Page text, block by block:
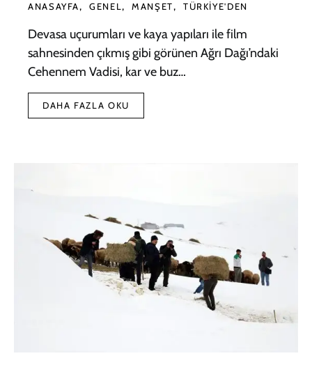
ANASAYFA GENEL MANŞET TÜRKIYE'DEN
Devasa uçurumları ve kaya yapıları ile film
sahnesinden çıkmış gibi görünen Ağrı Dağı’ndaki
Cehennem Vadisi, kar ve buz…
DAHA FAZLA OKU